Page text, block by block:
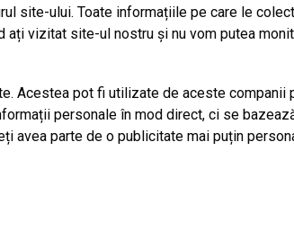
site-ului. Toate informațiile pe care le
ați vizitat site-ul nostru și nu vom putea
pot fi utilizate de aceste companii
personale în mod direct, ci se
avea parte de o publicitate mai puțin